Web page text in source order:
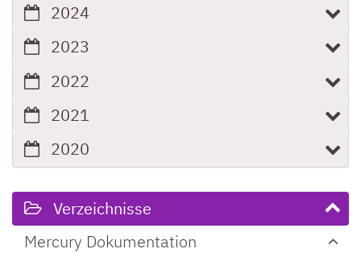
2024
2023
2022
2021
2020
Verzeichnisse
Mercury Dokumentation